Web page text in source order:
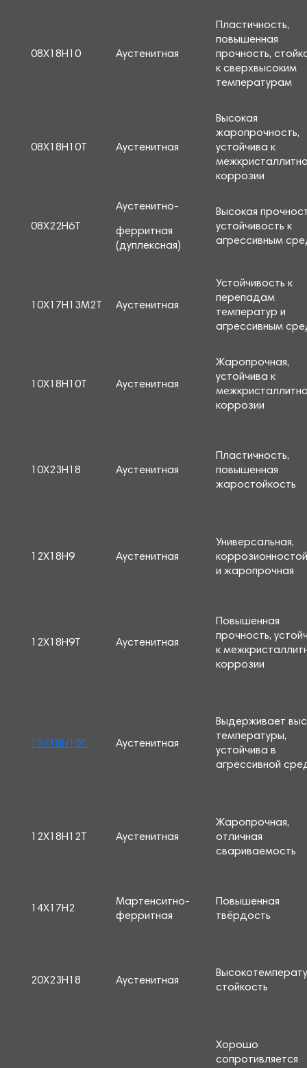
08Х18Н10 Аустенитная
Пластичность,
повышенная
прочность,
к сверхвысоким
температурам
08Х18Н10Т Аустенитная
Высокая
жаропрочность,
устойчива к
коррозии
08Х22Н6Т
Аустенитно-
ферритная
(дуплексная)
Высокая
устойчивость к
агрессивным
10Х17Н13М2Т Аустенитная
Устойчивость к
перепадам
температур и
агрессивным
10Х18Н10Т Аустенитная
Жаропрочная,
устойчива к
коррозии
10Х23Н18 Аустенитная
Пластичность,
повышенная
жаростойкость
12Х18Н9 Аустенитная
Универсальная,
и жаропрочная
12Х18Н9Т Аустенитная
Повышенная
прочность,
к
коррозии
12Х18Н10Т Аустенитная
Выдерживает
температуры,
устойчива в
агрессивной
12Х18Н12Т Аустенитная
Жаропрочная,
отличная
свариваемость
14Х17Н2
Мартенситно-
ферритная
Повышенная
твёрдость
20Х23Н18 Аустенитная
стойкость
Хорошо
сопротивляется